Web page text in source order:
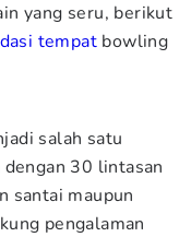
yang seru, berikut
tempat bowling
salah satu
30 lintasan
santai maupun
pengalaman